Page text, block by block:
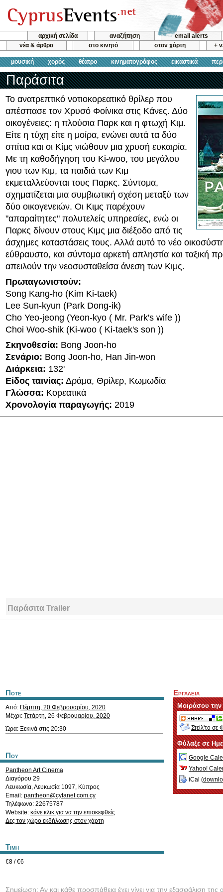
αρχική σελίδα αναζήτηση
email alerts
νέα & άρθρα
στο κινητό στον χάρτη +
μουσική χορός θέατρο κινηματογράφος εικαστικά
Παράσιτα
Το ανατρεπτικό νοτιοκορεατικό θρίλερ που
απέσπασε τον Χρυσό Φοίνικα στις Κάνες. Δύο
οικογένειες: η πλούσια Παρκ και η φτωχή Κιμ.
Είτε η τύχη είτε η μοίρα, ενώνει αυτά τα δύο
σπίτια και οι Κίμς νιώθουν μια χρυσή ευκαιρία.
Με τη καθοδήγηση του Ki-woo, του μεγάλου
γιου των Κιμ, τα παιδιά των Κιμ
εκμεταλλεύονται τους Παρκς. Σύντομα,
σχηματίζεται μια συμβιωτική σχέση μεταξύ των
δύο οικογενειών. Οι Κιμς παρέχουν
"απαραίτητες" πολυτελείς υπηρεσίες, ενώ οι
Παρκς δίνουν στους Κιμς μια διέξοδο από τις
άσχημες καταστάσεις τους. Αλλά αυτό το νέο
εύθραυστο, και σύντομα αρκετή απληστία και ταξική
απειλούν την νεοσυσταθείσα άνεση των Κιμς.
Πρωταγωνιστούν:
Song Kang-ho (Kim Ki-taek)
Lee Sun-kyun (Park Dong-ik)
Cho Yeo-jeong (Yeon-kyo ( Mr. Park's wife ))
Choi Woo-shik (Ki-woo ( Ki-taek's son ))
Σκηνοθεσία: Bong Joon-ho
Σενάριο: Bong Joon-ho, Han Jin-won
Διάρκεια: 132'
Είδος ταινίας: Δράμα, Θρίλερ, Κωμωδία
Γλώσσα: Κορεατικά
Χρονολογία παραγωγής: 2019
Παράσιτα Trailer
Ποτε
Από: Πέμπτη, 20 Φεβρουαρίου, 2020
Μέχρι: Τετάρτη, 26 Φεβρουαρίου, 2020
Ώρα: Ξεκινά στις 20:30
Που
Pantheon Art Cinema
Διαγόρου 29
Λευκωσία,Λευκωσία 1097, Κύπρος
Email: pantheon@cytanet.com.cy
Τηλέφωνο: 22675787
Website: κάνε κλικ για να την επισκεφθείς
Δες τον χώρο εκδήλωσης στον χάρτη
Τιμη
€8 / €6
Εργαλεια
Μοιράσου
Στείλ'το σε
Φύλαξε σε
Google
Yahoo!
iCal (
Σημείωση: Αν και κάθε προσπάθεια έχει γίνει για την εξασφάλιση της